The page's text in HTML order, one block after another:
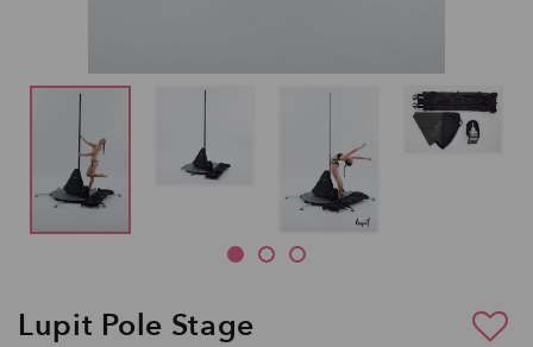
Lupit Pole Stage